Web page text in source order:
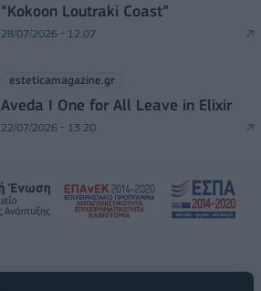
“Kokoon Loutraki Coast”
28/07/2026 - 12:07
esteticamagazine.gr
Aveda I One for All Leave in Elixir
22/07/2026 - 13:20